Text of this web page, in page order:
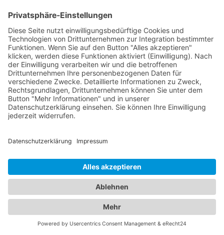
bestens informiert zu sein. Egal ob Sie geschäftlich
oder privat unterwegs sind, unser Branchenportal
präsentiert Ihnen eine Vielzahl von Hotels in
verschiedenen Preiskategorien und mit
unterschiedlichen Ausstattungen. Erfahren Sie
mehr über Lage, Zimmeroptionen,
Serviceleistungen und Verfügbarkeiten, um das
idealeHotel Walchumfür Ihren Aufenthalt zu
finden. Von luxuriösen 5-Sterne-Hotels bis hin zu
fündig. Gleichzeitig bieten wir Ihnen umfassende
Abschleppdiensten in Ihrer Umgebung. Wenn Sie
eine Fahrzeugpanne haben oder abgeschleppt
werden müssen, können Sie auf unsere Datenbank
vertrauen, die Ihnen eine Liste qualifizierter
Abschleppdienste präsentiert. Informieren Sie sich
über ihre Dienstleistungen, Erreichbarkeit und